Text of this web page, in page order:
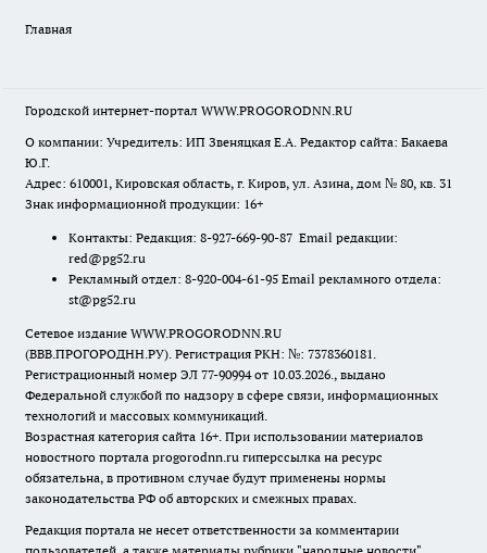
Главная
Городской интернет-портал WWW.PROGORODNN.RU
О компании: Учредитель: ИП Звеняцкая Е.А. Редактор сайта: Бакаева
Ю.Г.
Адрес: 610001, Кировская область, г. Киров, ул. Азина, дом № 80, кв. 31
Знак информационной продукции: 16+
Контакты: Редакция: 8-927-669-90-87 Email редакции:
red@pg52.ru
Рекламный отдел: 8-920-004-61-95 Email рекламного отдела:
st@pg52.ru
Сетевое издание WWW.PROGORODNN.RU
(ВВВ.ПРОГОРОДНН.РУ). Регистрация РКН: №: 7378360181.
Регистрационный номер ЭЛ 77-90994 от 10.03.2026., выдано
Федеральной службой по надзору в сфере связи, информационных
технологий и массовых коммуникаций.
Возрастная категория сайта 16+. При использовании материалов
новостного портала progorodnn.ru гиперссылка на ресурс
обязательна, в противном случае будут применены нормы
законодательства РФ об авторских и смежных правах.
Редакция портала не несет ответственности за комментарии